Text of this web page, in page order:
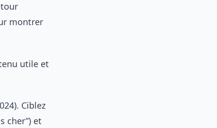
montrer
utile et
Ciblez
cher”) et